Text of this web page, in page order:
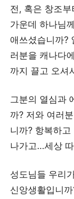
전, 혹은 창조
가운데 하나님
애쓰셨습니까?
러분을 캐나다
까지 끌고 오셔
그분의 열심과
까? 저와 여러
니까? 항복하
나가고…세상
성도님들 우리
신앙생활입니